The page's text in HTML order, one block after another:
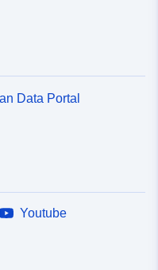
Data Portal
Youtube